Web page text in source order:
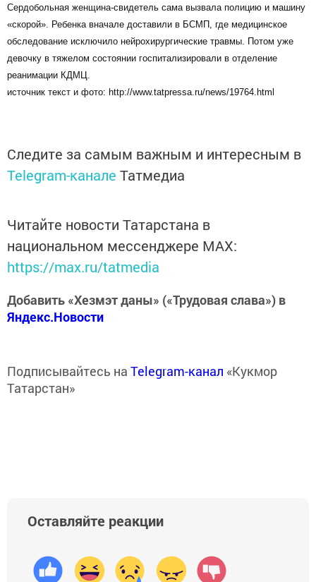
Сердобольная женщина-свидетель сама вызвала полицию и машину
«скорой». Ребенка вначале доставили в БСМП, где медицинское
обследование исключило нейрохирургические травмы. Потом уже
девочку в тяжелом состоянии госпитализировали в отделение
реанимации КДМЦ.
источник текст и фото: http://www.tatpressa.ru/news/19764.html
Следите за самым важным и интересным в
Telegram-канале Татмедиа
Читайте новости Татарстана в
национальном мессенджере MАХ:
https://max.ru/tatmedia
Добавить «Хезмэт даны» («Трудовая слава») в
Яндекс.Новости
Подписывайтесь на Telegram-канал «Кукмор
Татарстан»
Оставляйте реакции